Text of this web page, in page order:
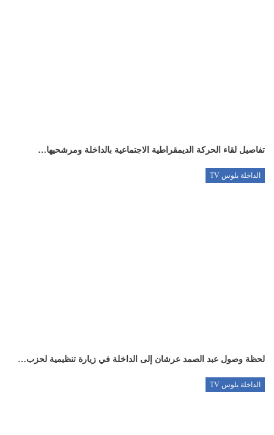
تفاصيل لقاء الحركة الديمقراطية الاجتماعية بالداخلة ومرشحيها…
الداخلة بلوس TV
لحظة وصول عبد الصمد عرشان إلى الداخلة في زيارة تنظيمية لحزب…
الداخلة بلوس TV